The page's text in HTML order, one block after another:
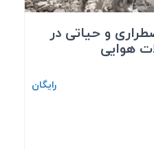
و حیاتی در
هوایی
رایگان